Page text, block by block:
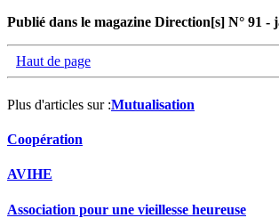
Publié dans le magazine Direction[s] N° 91 -
Haut de page
Plus d'articles sur :Mutualisation
Coopération
AVIHE
Association pour une vieillesse heureuse